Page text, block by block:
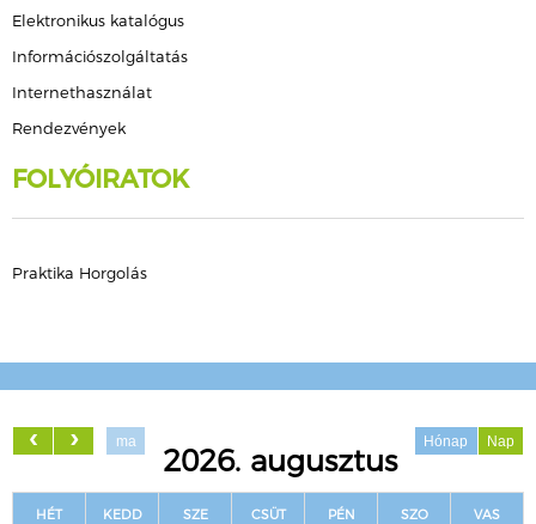
Elektronikus katalógus
Információszolgáltatás
Internethasználat
Rendezvények
FOLYÓIRATOK
Praktika Horgolás
ma Hónap Nap
2026. augusztus
HÉT KEDD SZE CSÜT PÉN SZO VAS